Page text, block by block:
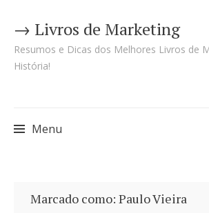
→ Livros de Marketing
Resumos e Dicas dos Melhores Livros de
História!
Menu
para
Marcado como: Paulo Vieira